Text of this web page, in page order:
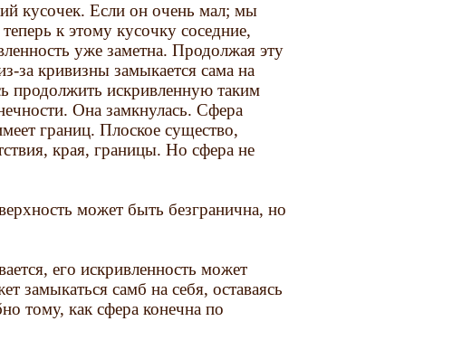
кусочек. Если он очень мал; мы
к этому кусочку соседние,
уже заметна. Продолжая эту
за кривизны замыкается сама на
продолжить искривленную таким
Она замкнулась. Сфера
границ. Плоское существо,
края, границы. Но сфера не
может быть безгранична, но
его искривленность может
замыкаться самб на себя, оставаясь
тому, как сфера конечна по